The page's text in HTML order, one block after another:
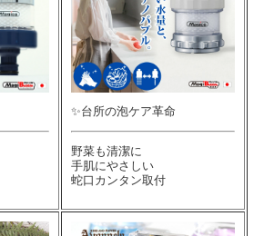
✨台所の泡ケア革命
野菜も清潔に
手肌にやさしい
蛇口カンタン取付